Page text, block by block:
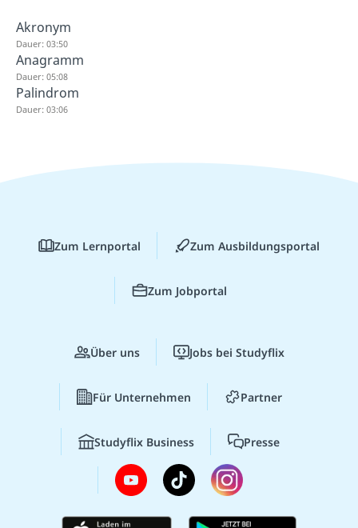
Akronym
Dauer: 03:50
Anagramm
Dauer: 05:08
Palindrom
Dauer: 03:06
Zum Lernportal Zum Ausbildungsportal
Zum Jobportal
Über uns Jobs bei Studyflix
Für Unternehmen Partner
Studyflix Business Presse